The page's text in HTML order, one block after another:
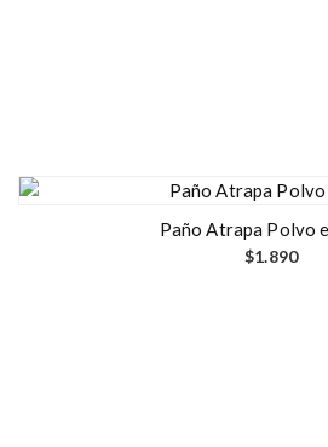
Paño Atrapa Polvo
$1.890